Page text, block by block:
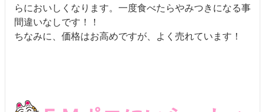
らにおいしくなります。一度食べたらやみつきになる事
間違いなしです！！
ちなみに、価格はお高めですが、よく売れています！